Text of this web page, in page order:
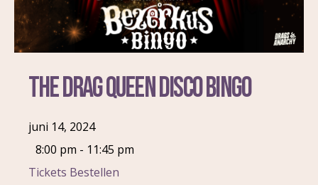
The Drag Queen Disco Bingo
juni 14, 2024
8:00 pm - 11:45 pm
Tickets Bestellen